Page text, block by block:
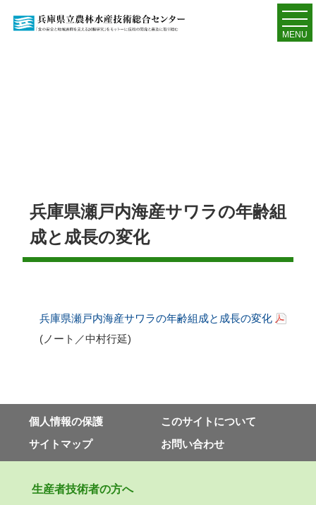
MENU
兵庫県瀬戸内海産サワラの年齢組
成と成長の変化
兵庫県瀬戸内海産サワラの年齢組成と成長の変化
(ノート／中村行延)
個⼈情報の保護
このサイトについて
サイトマップ
お問い合わせ
⽣産者技術者の⽅へ